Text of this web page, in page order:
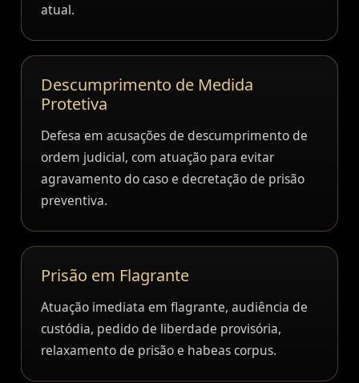
atual.
Descumprimento de Medida
Protetiva
Defesa em acusações de descumprimento de
ordem judicial, com atuação para evitar
agravamento do caso e decretação de prisão
preventiva.
Prisão em Flagrante
Atuação imediata em flagrante, audiência de
custódia, pedido de liberdade provisória,
relaxamento de prisão e habeas corpus.